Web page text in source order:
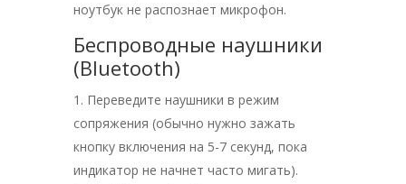
ноутбук не распознает микрофон.
Беспроводные наушники
(Bluetooth)
Переведите наушники в режим
сопряжения (обычно нужно зажать
кнопку включения на 5-7 секунд, пока
индикатор не начнет часто мигать).